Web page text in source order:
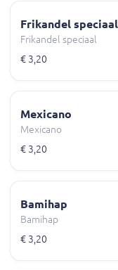
Frikandel speciaal
Frikandel speciaal
€ 3,20
Mexicano
Mexicano
€ 3,20
Bamihap
Bamihap
€ 3,20